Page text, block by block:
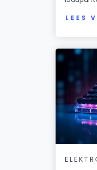
LEES